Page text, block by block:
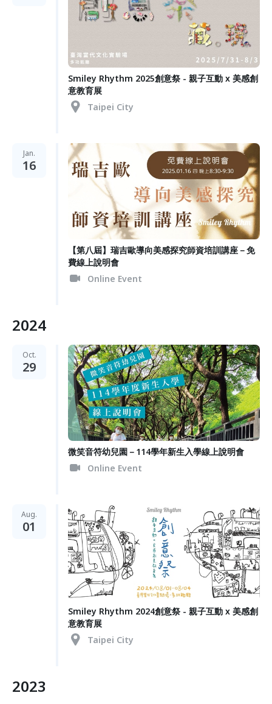
Smiley Rhythm 2025創意祭 - 親子互動 x 美感創
意教育展
Taipei City
Jan.
16
【第八屆】瑞吉歐導向美感探究師資培訓講座－免
費線上說明會
Online Event
2024
Oct.
29
微笑音符幼兒園－114學年新生入學線上說明會
Online Event
Aug.
01
Smiley Rhythm 2024創意祭 - 親子互動 x 美感創
意教育展
Taipei City
2023